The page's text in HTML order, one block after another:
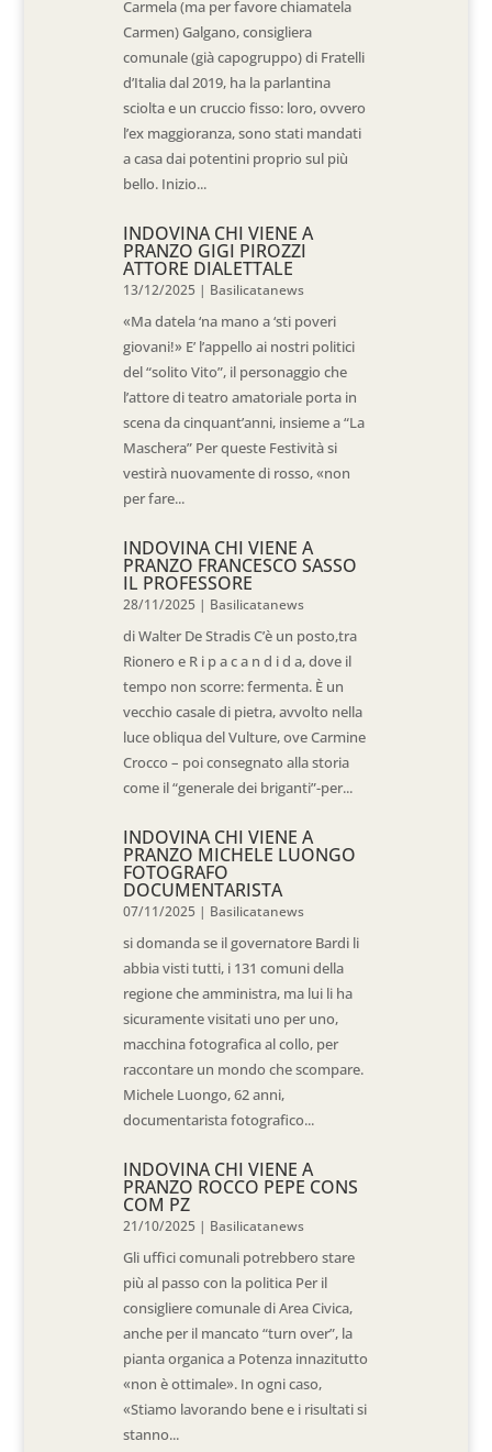
Carmela (ma per favore chiamatela
Carmen) Galgano, consigliera
comunale (già capogruppo) di Fratelli
d’Italia dal 2019, ha la parlantina
sciolta e un cruccio fisso: loro, ovvero
l’ex maggioranza, sono stati mandati
a casa dai potentini proprio sul più
bello. Inizio...
INDOVINA CHI VIENE A
PRANZO GIGI PIROZZI
ATTORE DIALETTALE
13/12/2025 | Basilicatanews
«Ma datela ‘na mano a ‘sti poveri
giovani!» E’ l’appello ai nostri politici
del “solito Vito”, il personaggio che
l’attore di teatro amatoriale porta in
scena da cinquant’anni, insieme a “La
Maschera” Per queste Festività si
vestirà nuovamente di rosso, «non
per fare...
INDOVINA CHI VIENE A
PRANZO FRANCESCO SASSO
IL PROFESSORE
28/11/2025 | Basilicatanews
di Walter De Stradis C’è un posto,tra
Rionero e R i p a c a n d i d a, dove il
tempo non scorre: fermenta. È un
vecchio casale di pietra, avvolto nella
luce obliqua del Vulture, ove Carmine
Crocco – poi consegnato alla storia
come il “generale dei briganti”-per...
INDOVINA CHI VIENE A
PRANZO MICHELE LUONGO
FOTOGRAFO
DOCUMENTARISTA
07/11/2025 | Basilicatanews
si domanda se il governatore Bardi li
abbia visti tutti, i 131 comuni della
regione che amministra, ma lui li ha
sicuramente visitati uno per uno,
macchina fotografica al collo, per
raccontare un mondo che scompare.
Michele Luongo, 62 anni,
documentarista fotografico...
INDOVINA CHI VIENE A
PRANZO ROCCO PEPE CONS
COM PZ
21/10/2025 | Basilicatanews
Gli uffici comunali potrebbero stare
più al passo con la politica Per il
consigliere comunale di Area Civica,
anche per il mancato “turn over”, la
pianta organica a Potenza innazitutto
«non è ottimale». In ogni caso,
«Stiamo lavorando bene e i risultati si
stanno...